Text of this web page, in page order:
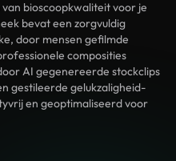
bioscoopkwaliteit voor je
bevat een zorgvuldig
door mensen gefilmde
composities
AI gegenereerde stockclips
gestileerde gelukzaligheid-
en geoptimaliseerd voor